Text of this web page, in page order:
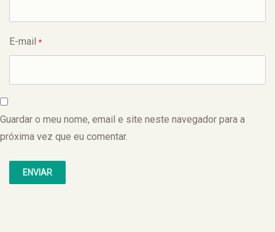
E-mail *
Guardar o meu nome, email e site neste navegador para a
próxima vez que eu comentar.